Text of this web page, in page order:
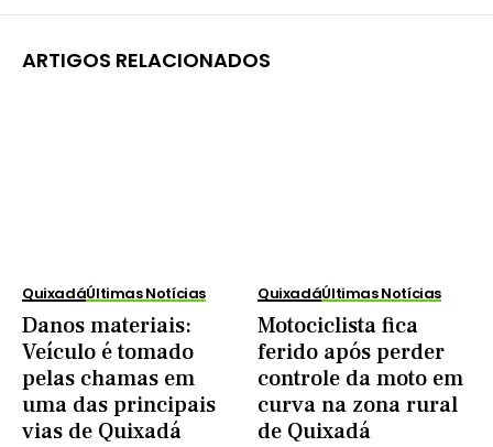
ARTIGOS RELACIONADOS
QuixadáÚltimas Notícias
Danos materiais:
Veículo é tomado
pelas chamas em
uma das principais
vias de Quixadá
QuixadáÚltimas Notícias
Motociclista fica
ferido após perder
controle da moto em
curva na zona rural
de Quixadá